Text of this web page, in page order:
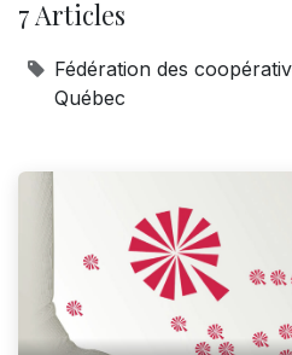
7 Articles
Fédération des
Québec